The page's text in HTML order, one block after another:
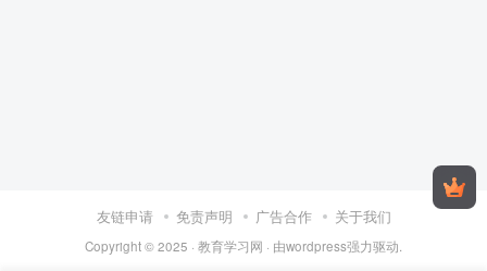
友链申请 免责声明 广告合作 关于我们
Copyright © 2025 · 教育学习网 · 由wordpress强力驱动.